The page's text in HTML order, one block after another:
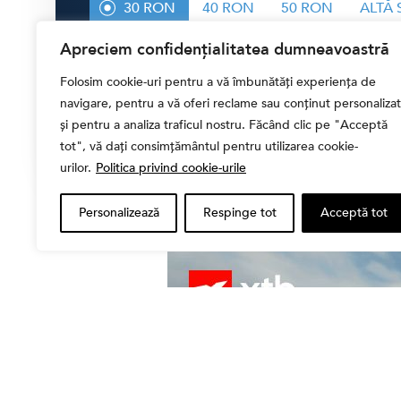
Apreciem confidențialitatea dumneavoastră
Folosim cookie-uri pentru a vă îmbunătăți experiența de
navigare, pentru a vă oferi reclame sau conținut personalizat
și pentru a analiza traficul nostru. Făcând clic pe "Acceptă
tot", vă dați consimțământul pentru utilizarea cookie-
urilor. Politica privind cookie-urile
Personalizează Respinge tot Acceptă tot
30 RON 40 RON 50 RON ALTĂ